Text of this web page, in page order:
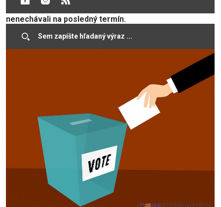
(MV) SR apeluje na voličov, aby si registráciu
nenechávali na posledný termín.